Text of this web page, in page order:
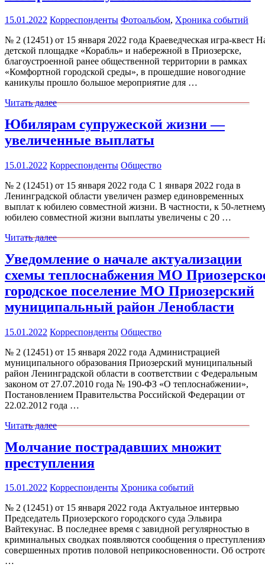
15.01.2022 Корреспонденты Фотоальбом, Хроника событий
№ 2 (12451) от 15 января 2022 года Краеведческая игра-квест
детской площадке «Корабль» и набережной в Приозерске,
благоустроенной ранее общественной территории в рамках
«Комфортной городской среды», в прошедшие новогодние
каникулы прошло большое мероприятие для …
Читать далее
Юбилярам супружеской жизни —
увеличенные выплаты
15.01.2022 Корреспонденты Общество
№ 2 (12451) от 15 января 2022 года С 1 января 2022 года в
Ленинградской области увеличен размер единовременных
выплат к юбилею совместной жизни. В частности, к 50-
юбилею совместной жизни выплаты увеличены с 20 …
Читать далее
Уведомление о начале актуализации
схемы теплоснабжения МО
городское поселение МО Приозерский
муниципальный район Ленобласти
15.01.2022 Корреспонденты Общество
№ 2 (12451) от 15 января 2022 года Администрацией
муниципального образования Приозерский муниципальный
район Ленинградской области в соответствии с Федеральным
законом от 27.07.2010 года № 190-ФЗ «О теплоснабжении»,
Постановлением Правительства Российской Федерации от
22.02.2012 года …
Читать далее
Молчание пострадавших множит
преступления
15.01.2022 Корреспонденты Хроника событий
№ 2 (12451) от 15 января 2022 года Актуальное интервью
Председатель Приозерского городского суда Эльвира
Вайтекунас. В последнее время с завидной регулярностью в
криминальных сводках появляются сообщения о
совершенных против половой неприкосновенности. Об
…